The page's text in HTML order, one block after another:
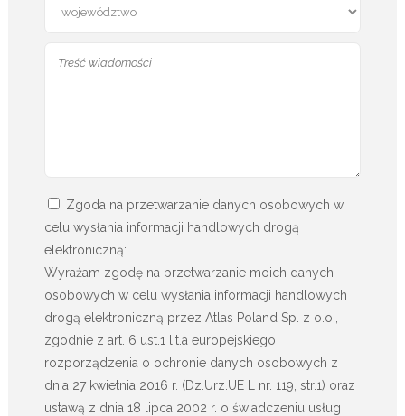
Zgoda na przetwarzanie danych osobowych w
celu wysłania informacji handlowych drogą
elektroniczną:
Wyrażam zgodę na przetwarzanie moich danych
osobowych w celu wysłania informacji handlowych
drogą elektroniczną przez Atlas Poland Sp. z o.o.,
zgodnie z art. 6 ust.1 lit.a europejskiego
rozporządzenia o ochronie danych osobowych z
dnia 27 kwietnia 2016 r. (Dz.Urz.UE L nr. 119, str.1) oraz
ustawą z dnia 18 lipca 2002 r. o świadczeniu usług